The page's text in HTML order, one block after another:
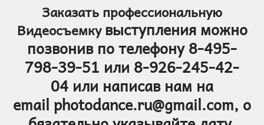
Заказать профессиональную
Видеосъемкувыступленияможно
позвонив по телефону8-495-
798-39-51 или 8-926-245-42-
04 или написав нам на
email photodance.ru@gmail.com, о